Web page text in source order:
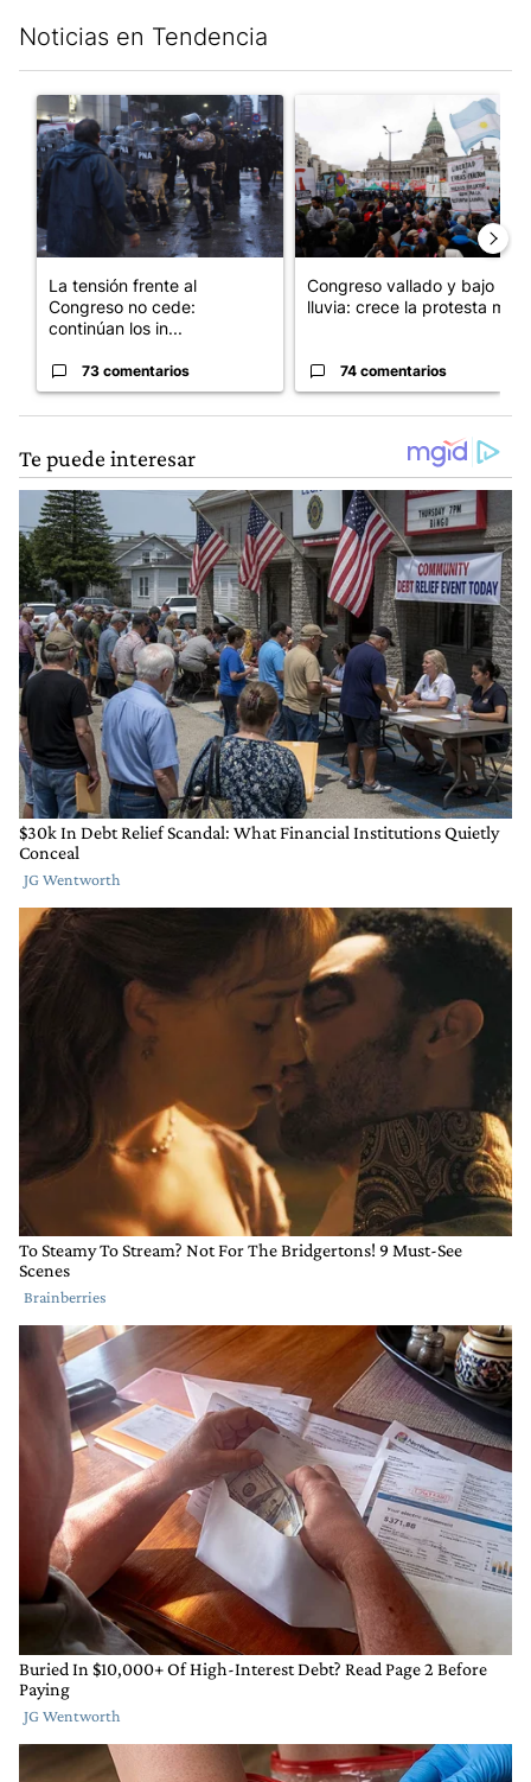
Noticias en Tendencia
Un artículo de tendencia con el título "La tensión frente al
La tensión frente al
Congreso no cede:
continúan los in...
73 comentarios
Un artículo de tendencia
Congreso vallado y bajo la
lluvia: crece la protesta mi...
74 comentarios